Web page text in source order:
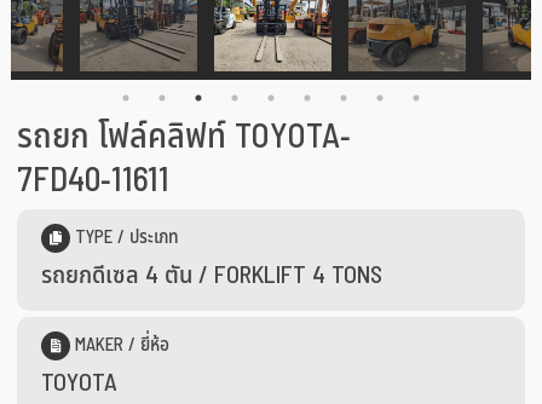
รถยก โฟล์คลิฟท์ TOYOTA-
7FD40-11611
TYPE / ประเภท
รถยกดีเซล 4 ตัน / FORKLIFT 4 TONS
MAKER / ยี่ห้อ
TOYOTA